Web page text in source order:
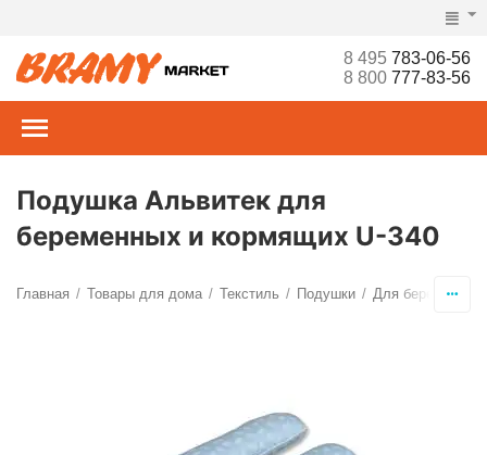
8 495783-06-56
8 800777-83-56
Подушка Альвитек для
беременных и кормящих U-340
Главная / Товары для дома / Текстиль / Подушки / Для беременных